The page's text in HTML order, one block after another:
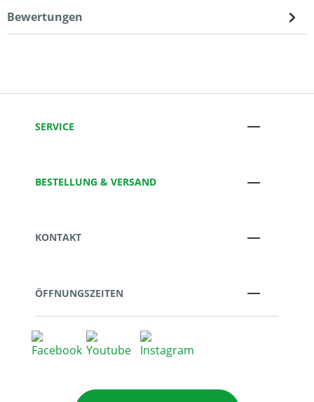
Bewertungen
SERVICE
BESTELLUNG & VERSAND
KONTAKT
ÖFFNUNGSZEITEN